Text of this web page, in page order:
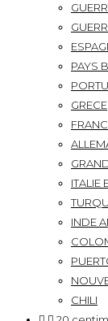
PAYS
GRECE
ITALIE
INDE
CHILI